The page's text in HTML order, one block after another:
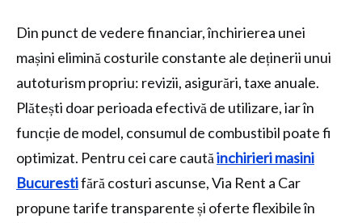
Din punct de vedere financiar, închirierea unei
mașini elimină costurile constante ale deținerii unui
autoturism propriu: revizii, asigurări, taxe anuale.
Plătești doar perioada efectivă de utilizare, iar în
funcție de model, consumul de combustibil poate fi
optimizat. Pentru cei care cautăinchirieri masini
Bucurestifără costuri ascunse, Via Rent a Car
propune tarife transparente și oferte flexibile în